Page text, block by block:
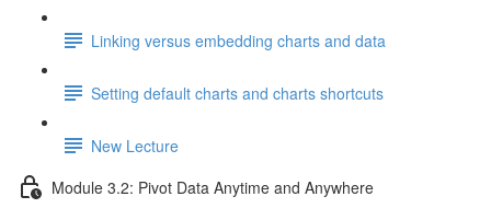
Linking versus embedding charts and data
Setting default charts and charts shortcuts
New Lecture
Module 3.2: Pivot Data Anytime and Anywhere